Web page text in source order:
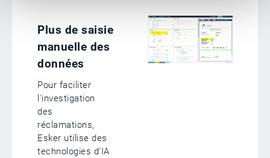
Plus de saisie
manuelle des
données
Pour faciliter
l'investigation
des
réclamations,
Esker utilise des
technologies d'IA